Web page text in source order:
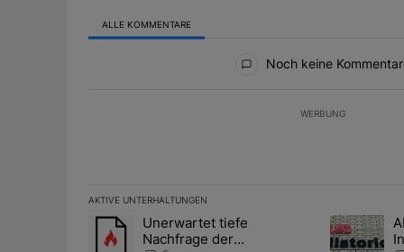
ALLE KOMMENTARE
Noch keine
WERBUNG
AKTIVE UNTERHALTUNGEN
Das Folgende ist eine Liste der am meisten
Ein Trendartikel mit dem Titel "Unerwartet tiefe
Unerwartet tiefe
Nachfrage der
Ein